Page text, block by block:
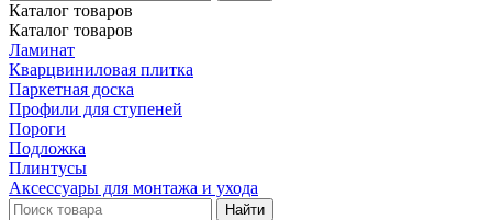
Каталог товаров
Каталог товаров
Ламинат
Кварцвиниловая плитка
Паркетная доска
Профили для ступеней
Пороги
Подложка
Плинтусы
Аксессуары для монтажа и ухода